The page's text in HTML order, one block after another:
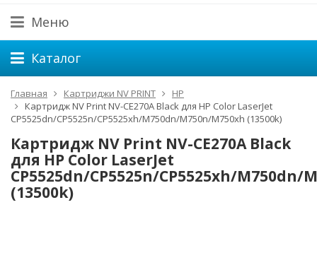
Меню
Каталог
Главная Картриджи NV PRINT
HP
Картридж NV Print NV-CE270A Black для HP Color LaserJet
CP5525dn/CP5525n/CP5525xh/M750dn/M750n/M750xh (13500k)
Картридж NV Print NV-CE270A Black
для HP Color LaserJet
CP5525dn/CP5525n/CP5525xh/M750dn/
(13500k)